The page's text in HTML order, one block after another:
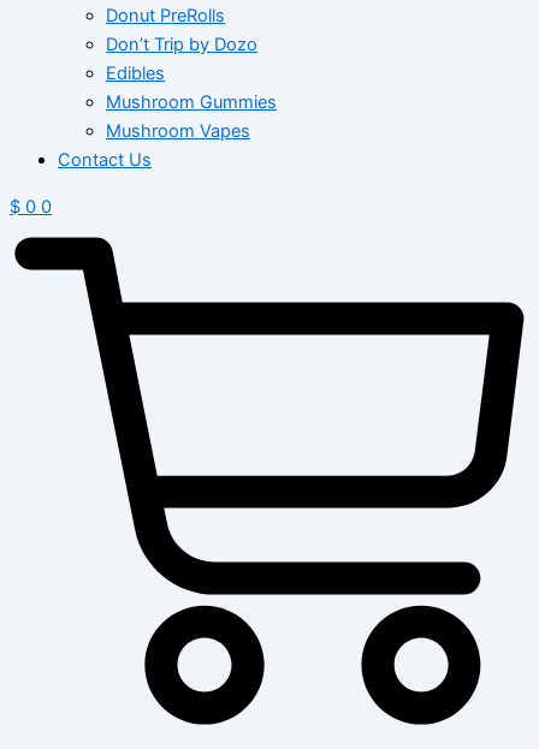
Donut PreRolls
Don’t Trip by Dozo
Edibles
Mushroom Gummies
Mushroom Vapes
Contact Us
$ 0 0